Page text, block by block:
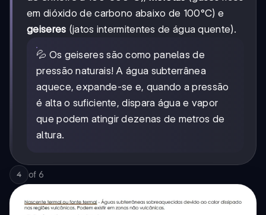
em dióxido de carbono abaixo de 100°C) e
geiseres (jatos intermitentes de água quente).
💦 Os geiseres são como panelas de
pressão naturais! A água subterrânea
aquece, expande-se e, quando a pressão
é alta o suficiente, dispara água e vapor
que podem atingir dezenas de metros de
altura.
4 of 6